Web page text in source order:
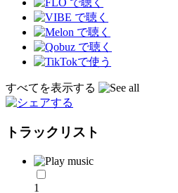
すべてを表示する
トラックリスト
1